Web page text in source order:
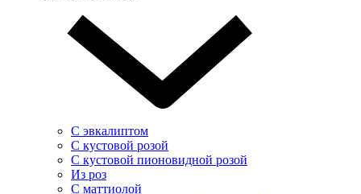
С эвкалиптом
С кустовой розой
С кустовой пионовидной розой
Из роз
С маттиолой